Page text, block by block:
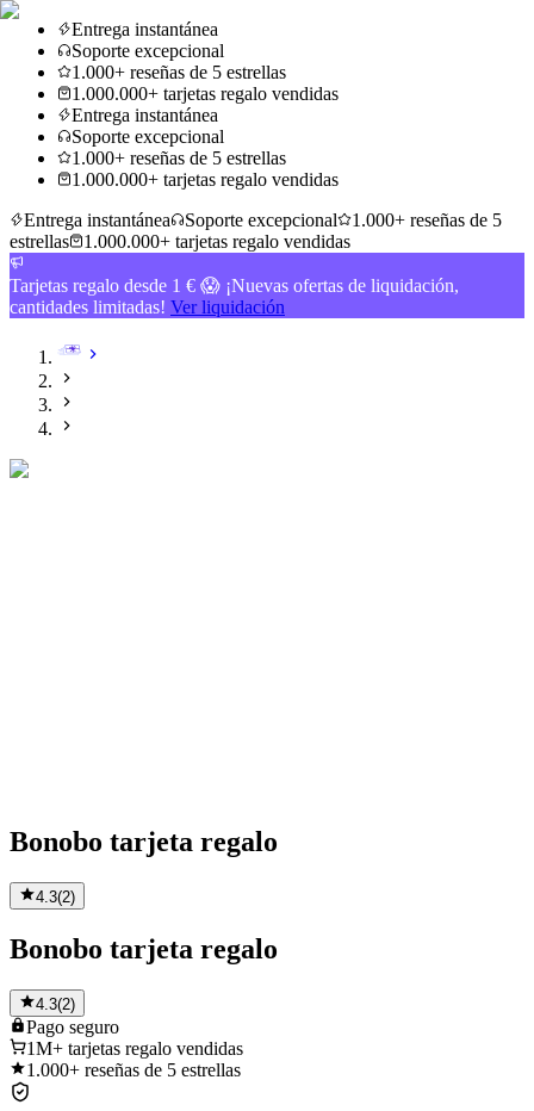
Entrega instantánea
Soporte excepcional
1.000+ reseñas de 5 estrellas
1.000.000+ tarjetas regalo vendidas
Entrega instantánea
Soporte excepcional
1.000+ reseñas de 5 estrellas
1.000.000+ tarjetas regalo vendidas
Entrega instantánea
Soporte excepcional
1.000+ reseñas de 5
estrellas
1.000.000+ tarjetas regalo vendidas
Tarjetas regalo desde 1 € 😱 ¡Nuevas ofertas de liquidación,
cantidades limitadas! Ver liquidación
Bonobo tarjeta regalo
4.3(2)
Bonobo tarjeta regalo
4.3(2)
Pago seguro
1M+ tarjetas regalo vendidas
1.000+ reseñas de 5 estrellas